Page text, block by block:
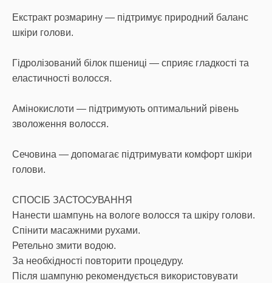
Екстракт розмарину — підтримує природний баланс
шкіри голови.
Гідролізований білок пшениці — сприяє гладкості та
еластичності волосся.
Амінокислоти — підтримують оптимальний рівень
зволоження волосся.
Сечовина — допомагає підтримувати комфорт шкіри
голови.
СПОСІБ ЗАСТОСУВАННЯ
Нанести шампунь на вологе волосся та шкіру голови.
Спінити масажними рухами.
Ретельно змити водою.
За необхідності повторити процедуру.
Після шампуню рекомендується використовувати